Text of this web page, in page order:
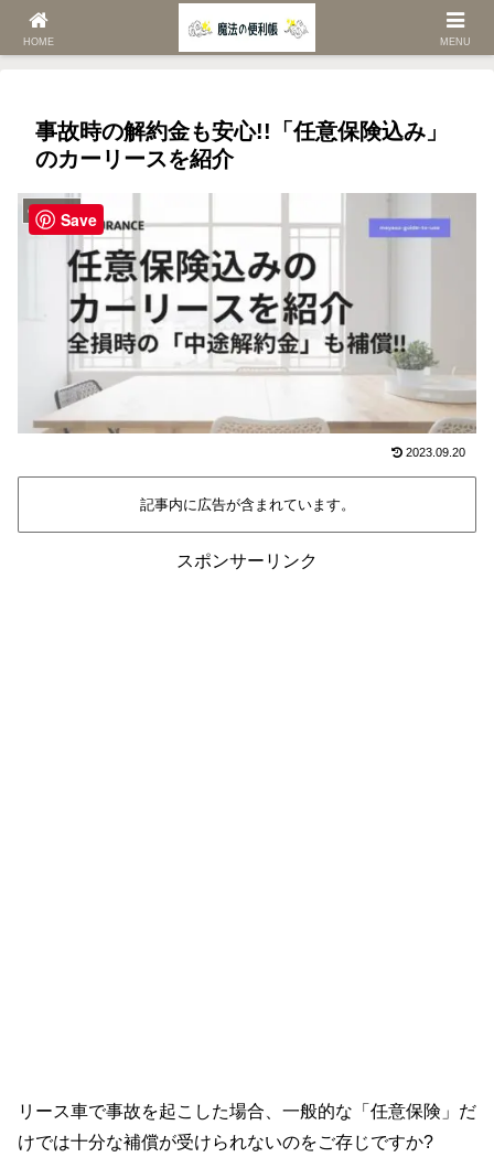
ホーム car車情報
事故時の解約金も安心!!「任意保険込み」
のカーリースを紹介
car車情報
2023.09.20
記事内に広告が含まれています。
スポンサーリンク
リース車で事故を起こした場合、一般的な「任意保険」だ
けでは十分な補償が受けられないのをご存じですか?
HOME MENU
Save